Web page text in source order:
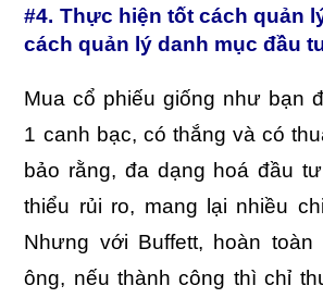
#4. Thực hiện tốt cách quản
cách quản lý danh mục đầu
Mua cổ phiếu giống như bạn
1 canh bạc, có thắng và có
bảo rằng, đa dạng hoá đầu
thiểu rủi ro, mang lại nhiều
Nhưng với Buffett, hoàn
ông, nếu thành công thì chỉ